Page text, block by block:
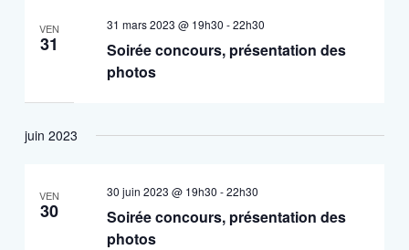
VEN
31
Soirée concours, présentation des
photos
31 mars 2023 @ 19h30 -22h30
juin 2023
VEN
30
Soirée concours, présentation des
photos
30 juin 2023 @ 19h30 -22h30